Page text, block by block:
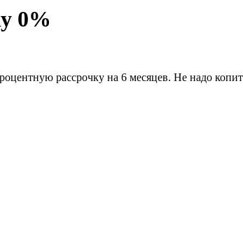
0%
рассрочку на 6 месяцев. Не надо